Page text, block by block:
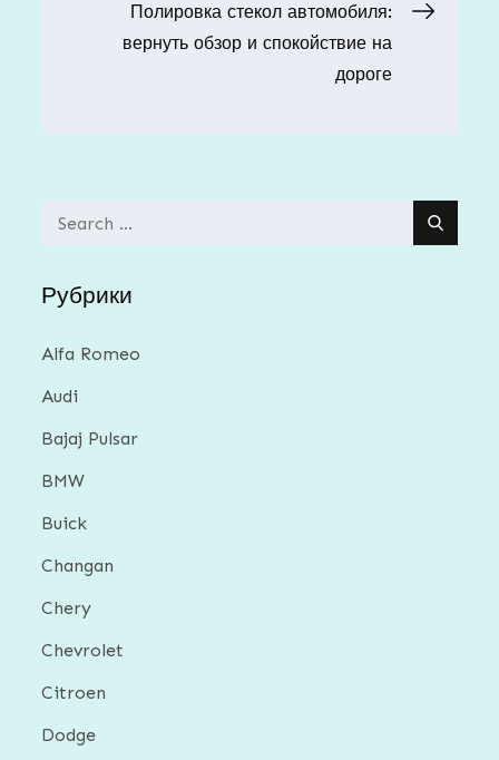
записям
Полировка стекол автомобиля:
вернуть обзор и спокойствие на
дороге
Search
Рубрики
Alfa Romeo
Audi
Bajaj Pulsar
BMW
Buick
Changan
Chery
Chevrolet
Citroen
Dodge